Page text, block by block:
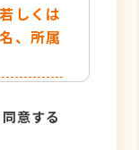
しくは
、所属
意する